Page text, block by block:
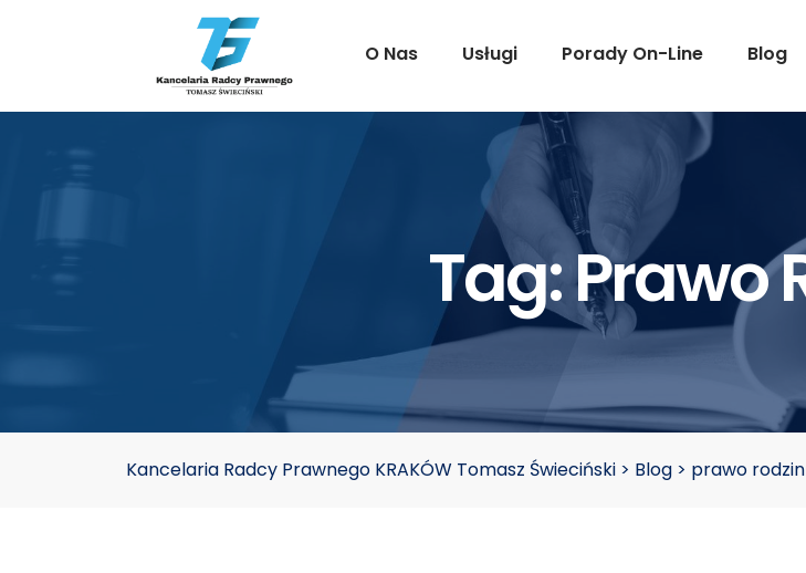
O Nas Usługi Porady On-Line Blog
Tag:Prawo
Kancelaria Radcy Prawnego KRAKÓW Tomasz Świeciński > Blog > prawo